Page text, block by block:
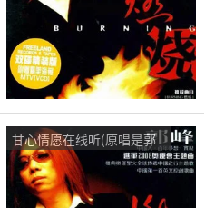
甘心情愿在线听(原唱是郭
峰)，从心开始演唱点播:19
次